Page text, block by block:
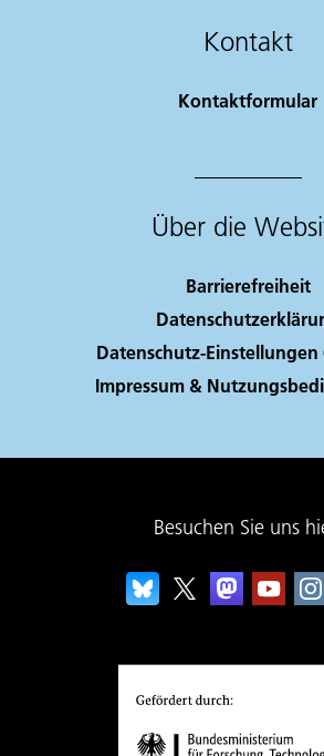
Kontakt
Kontaktformular
Über die
Barrierefreiheit
Datenschutz-Einstellungen
Impressum &
Besuchen Sie uns